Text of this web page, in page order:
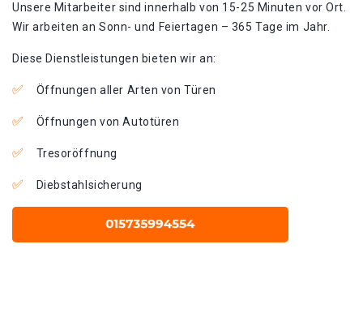
Unsere Mitarbeiter sind innerhalb von 15-25 Minuten vor Ort.
Wir arbeiten an Sonn- und Feiertagen – 365 Tage im Jahr.
Diese Dienstleistungen bieten wir an:
Öffnungen aller Arten von Türen
Öffnungen von Autotüren
Tresoröffnung
Diebstahlsicherung